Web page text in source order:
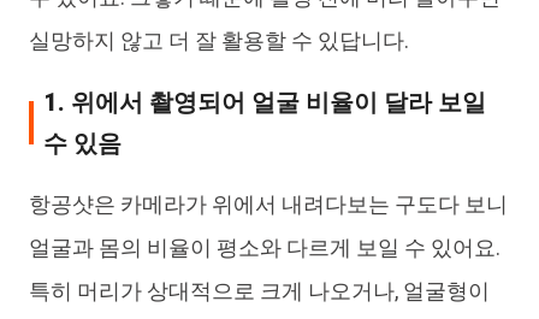
실망하지 않고 더 잘 활용할 수 있답니다.
1. 위에서 촬영되어 얼굴 비율이 달라 보일
수 있음
항공샷은 카메라가 위에서 내려다보는 구도다 보니
얼굴과 몸의 비율이 평소와 다르게 보일 수 있어요.
특히 머리가 상대적으로 크게 나오거나, 얼굴형이